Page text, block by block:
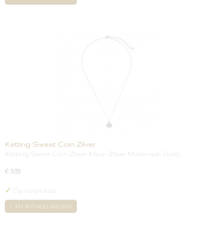
Ketting Sweet Coin Zilver
Ketting Sweet Coin Zilver Kleur: Zilver Materiaal: Gold…
€ 9,99
✓ Op voorraad
IN WINKELWAGEN